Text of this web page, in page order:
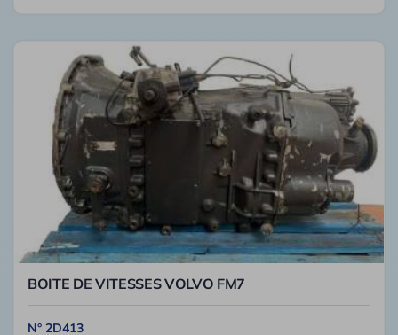
BOITE DE VITESSES VOLVO FM7
N° 2D413